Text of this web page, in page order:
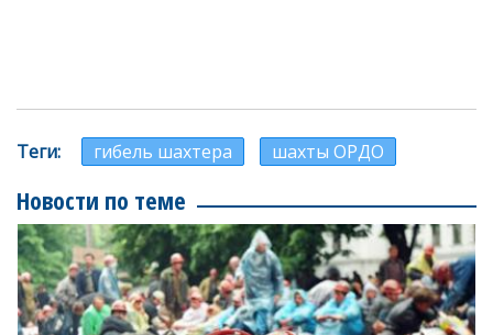
Теги гибель шахтера шахты ОРДО
Новости по теме